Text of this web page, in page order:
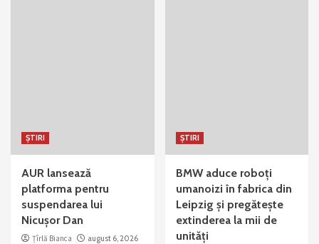
ȘTIRI
AUR lansează
platforma pentru
suspendarea lui
Nicușor Dan
Țîrlă Bianca august 6, 2026
ȘTIRI
BMW aduce roboți
umanoizi în fabrica din
Leipzig și pregătește
extinderea la mii de
unități